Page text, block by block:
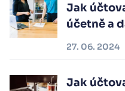
Jak
účetně a
27. 06. 2024
Jak